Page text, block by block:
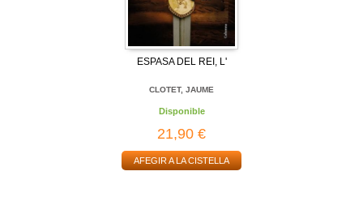
ESPASA DEL REI, L'
CLOTET, JAUME
Disponible
21,90 €
AFEGIR A LA CISTELLA